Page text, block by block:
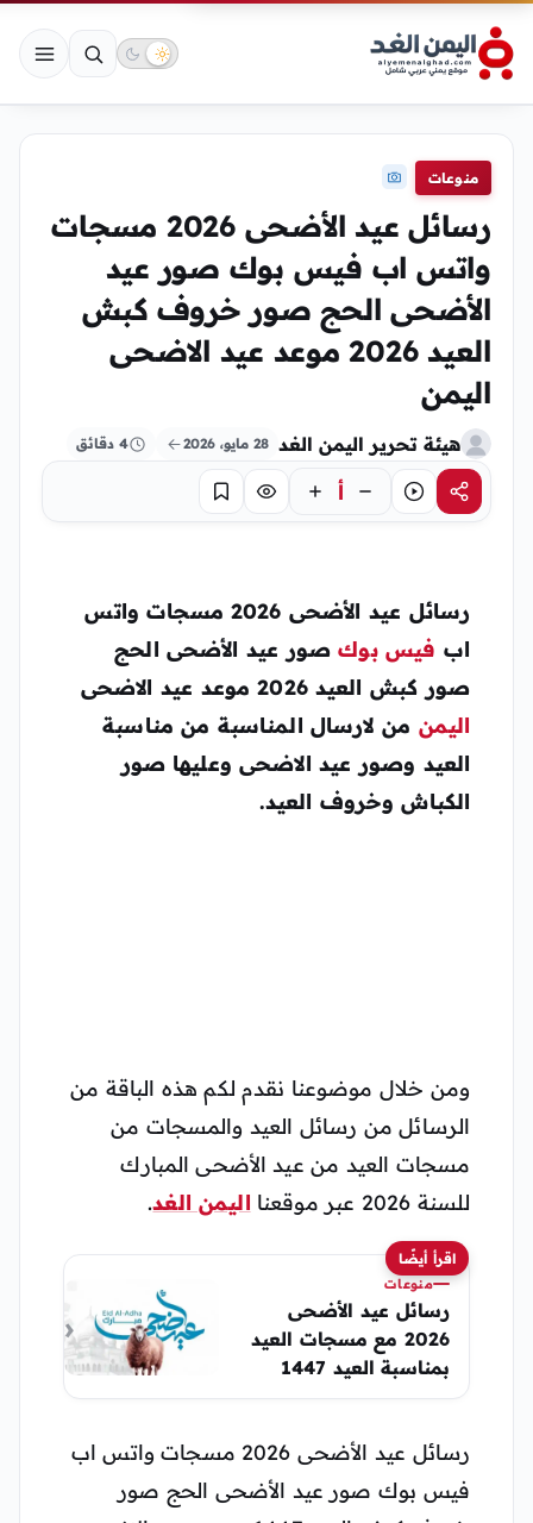
منوعات
رسائل عيد الأضحى 2026 مسجات
واتس اب فيس بوك صور عيد
الأضحى الحج صور خروف كبش
العيد 2026 موعد عيد الاضحى
اليمن
هيئة تحرير اليمن الغد 28 مايو، 2026 4 دقائق
مشاركةاستماع أ تركيز حفظ
رسائل عيد الأضحى
2026 مسجات واتس
اب فيس بوكصور عيد الأضحى الحج
صور كبش العيد 2026 موعد عيد الاضحى
اليمن من لارسال المناسبة من مناسبة
العيد وصور عيد الاضحى وعليها صور
الكباش وخروف العيد.
ومن خلال موضوعنا نقدم لكم هذه الباقة من
الرسائل من رسائل العيد والمسجات من
مسجات العيد من عيد الأضحى المبارك
للسنة 2026 عبر موقعنا
اليمن الغد.
اقرأ أيضًا
منوعات
رسائل عيد الأضحى
2026 مع مسجات العيد
بمناسبة العيد 1447
رسائل واتس اب الحج
رسائل عيد الأضحى 2026 مسجات واتس اب
فيس بوك صور عيد الأضحى الحج صور